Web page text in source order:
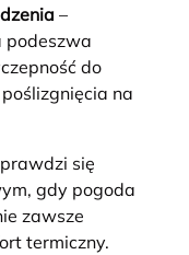
–
podeszwa
do
na
się
gdy pogoda
zawsze
termiczny.